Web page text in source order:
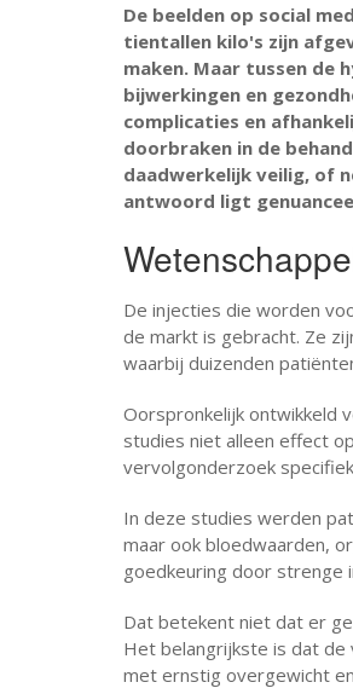
De beelden op social
tientallen kilo's zijn
maken. Maar tussen de
bijwerkingen en
complicaties en
doorbraken in de
daadwerkelijk veilig, of
antwoord ligt
De injecties die worden
de markt is gebracht. Ze
waarbij duizenden
Oorspronkelijk ontwikkeld
studies niet alleen effect
vervolgonderzoek
In deze studies werden
maar ook bloedwaarden,
goedkeuring door strenge
Dat betekent niet dat er
Het belangrijkste is dat de
met ernstig overgewicht